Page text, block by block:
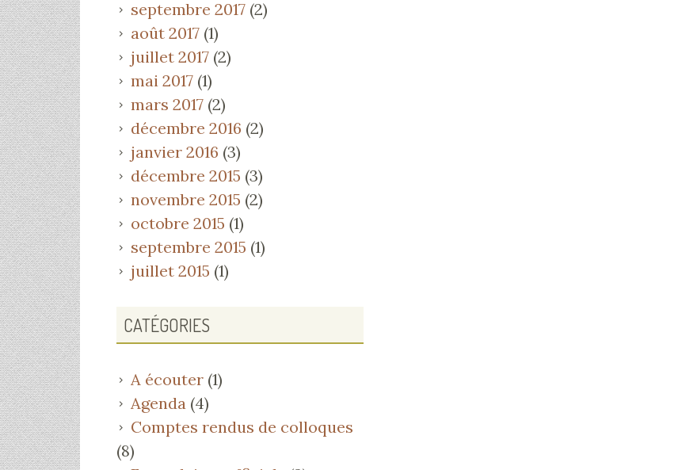
septembre 2017(2)
août 2017(1)
juillet 2017(2)
mai 2017(1)
mars 2017(2)
décembre 2016 (2)
janvier 2016 (3)
décembre 2015 (3)
novembre 2015 (2)
octobre 2015 (1)
septembre 2015 (1)
juillet 2015 (1)
CATÉGORIES
A écouter(1)
Agenda(4)
Comptes rendus de colloques
(8)